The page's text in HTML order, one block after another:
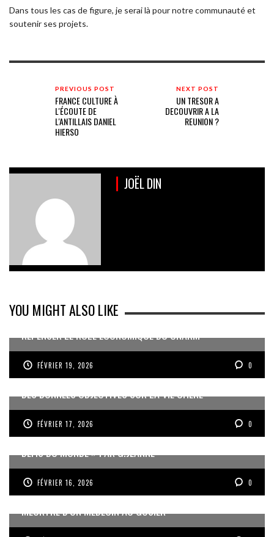
Dans tous les cas de figure, je serai là pour notre communauté et
soutenir ses projets.
PREVIOUS POST
FRANCE CULTURE À
L'ÉCOUTE DE
L'ANTILLAIS DANIEL
HIERSO
NEXT POST
UN TRESOR A
DECOUVRIR A LA
REUNION ?
JOËL DIN
YOU MIGHT ALSO LIKE
REPENSER LE RÔLE ÉCONOMIQUE DU CNARM
FÉVRIER 19, 2026 0
DES DONNÉES OBJECTIVES SUR LA VIE CHÈRE
FÉVRIER 17, 2026 0
« UN GOSIER FIER, FORT ET RESPONSABLE FACE AUX
DÉFIS DU MONDE » PAR G.JEANNE
FÉVRIER 16, 2026 0
MEURTRE D’UN MÉDECIN AU GOSIER